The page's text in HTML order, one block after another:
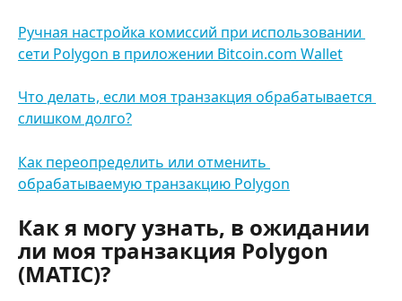
Ручная настройка комиссий при использовании
сети Polygon в приложении Bitcoin.com Wallet
Что делать, если моя транзакция обрабатывается
слишком долго?
Как переопределить или отменить
обрабатываемую транзакцию Polygon
Как я могу узнать, в ожидании
ли моя транзакция Polygon
(MATIC)?